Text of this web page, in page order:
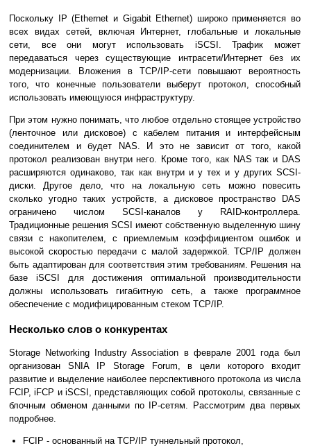
Поскольку IP (Ethernet и Gigabit Ethernet) широко применяется во
всех видах сетей, включая Интернет, глобальные и локальные
сети, все они могут использовать iSCSI. Трафик может
передаваться через существующие интрасети/Интернет без их
модернизации. Вложения в TCP/IP-сети повышают вероятность
того, что конечные пользователи выберут протокол, способный
использовать имеющуюся инфраструктуру.
При этом нужно понимать, что любое отдельно стоящее устройство
(ленточное или дисковое) с кабелем питания и интерфейсным
соединителем и будет NAS. И это не зависит от того, какой
протокол реализован внутри него. Кроме того, как NAS так и DAS
расширяются одинаково, так как внутри и у тех и у других SCSI-
диски. Другое дело, что на локальную сеть можно повесить
сколько угодно таких устройств, а дисковое пространство DAS
ограничено числом SCSI-каналов у RAID-контроллера.
Традиционные решения SCSI имеют собственную выделенную шину
связи с накопителем, с приемлемым коэффициентом ошибок и
высокой скоростью передачи с малой задержкой. TCP/IP должен
быть адаптирован для соответствия этим требованиям. Решения на
базе iSCSI для достижения оптимальной производительности
должны использовать гигабитную сеть, а также программное
обеспечение с модифицированным стеком TCP/IP.
Несколько слов о конкурентах
Storage Networking Industry Association в феврале 2001 года был
организован SNIA IP Storage Forum, в цели которого входит
развитие и выделение наиболее перспективного протокола из числа
FCIP, iFCP и iSCSI, представляющих собой протоколы, связанные с
блочным обменом данными по IP-сетям. Рассмотрим два первых
подробнее.
FCIP - основанный на TCP/IP туннельный протокол,